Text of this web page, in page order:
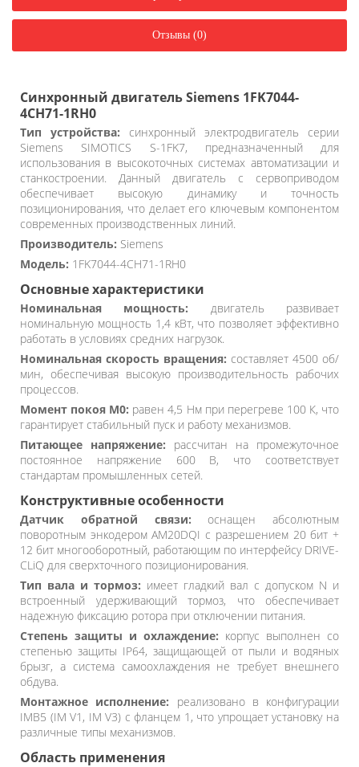
Отзывы (0)
Синхронный двигатель Siemens 1FK7044-
4CH71-1RH0
Тип устройства: синхронный электродвигатель серии
Siemens SIMOTICS S-1FK7, предназначенный для
использования в высокоточных системах автоматизации и
станкостроении. Данный двигатель с сервоприводом
обеспечивает высокую динамику и точность
позиционирования, что делает его ключевым компонентом
современных производственных линий.
Производитель: Siemens
Модель: 1FK7044-4CH71-1RH0
Основные характеристики
Номинальная мощность: двигатель развивает
номинальную мощность 1,4 кВт, что позволяет эффективно
работать в условиях средних нагрузок.
Номинальная скорость вращения: составляет 4500 об/
мин, обеспечивая высокую производительность рабочих
процессов.
Момент покоя M0: равен 4,5 Нм при перегреве 100 К, что
гарантирует стабильный пуск и работу механизмов.
Питающее напряжение: рассчитан на промежуточное
постоянное напряжение 600 В, что соответствует
стандартам промышленных сетей.
Конструктивные особенности
Датчик обратной связи: оснащен абсолютным
поворотным энкодером AM20DQI с разрешением 20 бит +
12 бит многооборотный, работающим по интерфейсу DRIVE-
CLiQ для сверхточного позиционирования.
Тип вала и тормоз: имеет гладкий вал с допуском N и
встроенный удерживающий тормоз, что обеспечивает
надежную фиксацию ротора при отключении питания.
Степень защиты и охлаждение: корпус выполнен со
степенью защиты IP64, защищающей от пыли и водяных
брызг, а система самоохлаждения не требует внешнего
обдува.
Монтажное исполнение: реализовано в конфигурации
IMB5 (IM V1, IM V3) с фланцем 1, что упрощает установку на
различные типы механизмов.
Область применения